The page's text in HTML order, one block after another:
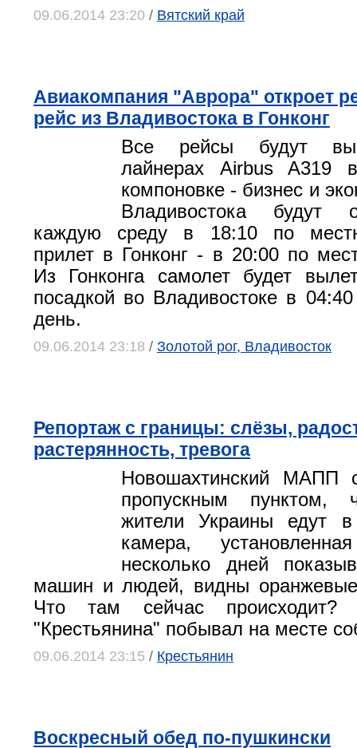
09.06.2014 23:20 / Вятский край
Авиакомпания "Аврора" откроет
рейс из Владивостока в Гонконг
Все рейсы будут
лайнерах Airbus A319 в
компоновке - бизнес и
Владивостока будут
каждую среду в 18:10 по
прилет в Гонконг - в 20:00 по
Из Гонконга самолет будет
посадкой во Владивостоке в
день.
09.06.2014 23:18 / Золотой рог, Владивосток
Репортаж с границы: слёзы,
растерянность, тревога
Новошахтинский МАПП
пропускным пунктом,
жители Украины едут
камера,
несколько дней
машин и людей, видны
Что там сейчас происходит?
"Крестьянина" побывал на месте
09.06.2014 23:15 / Крестьянин
Воскресный обед по-пушкински